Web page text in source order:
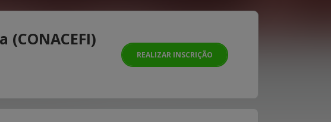
REALIZAR INSCRIÇÃO